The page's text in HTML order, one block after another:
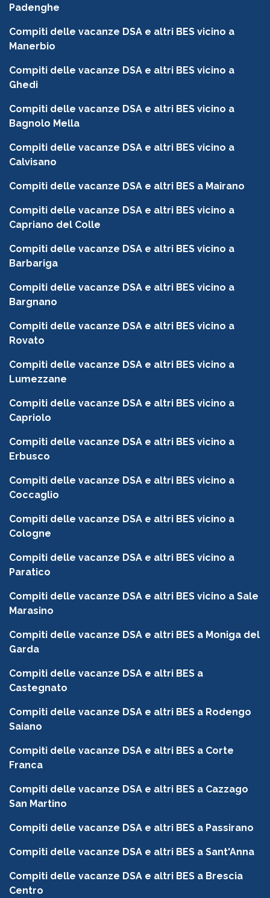
Padenghe
Compiti delle vacanze DSA e altri BES vicino a
Manerbio
Compiti delle vacanze DSA e altri BES vicino a
Ghedi
Compiti delle vacanze DSA e altri BES vicino a
Bagnolo Mella
Compiti delle vacanze DSA e altri BES vicino a
Calvisano
Compiti delle vacanze DSA e altri BES a Mairano
Compiti delle vacanze DSA e altri BES vicino a
Capriano del Colle
Compiti delle vacanze DSA e altri BES vicino a
Barbariga
Compiti delle vacanze DSA e altri BES vicino a
Bargnano
Compiti delle vacanze DSA e altri BES vicino a
Rovato
Compiti delle vacanze DSA e altri BES vicino a
Lumezzane
Compiti delle vacanze DSA e altri BES vicino a
Capriolo
Compiti delle vacanze DSA e altri BES vicino a
Erbusco
Compiti delle vacanze DSA e altri BES vicino a
Coccaglio
Compiti delle vacanze DSA e altri BES vicino a
Cologne
Compiti delle vacanze DSA e altri BES vicino a
Paratico
Compiti delle vacanze DSA e altri BES vicino a Sale
Marasino
Compiti delle vacanze DSA e altri BES a Moniga del
Garda
Compiti delle vacanze DSA e altri BES a
Castegnato
Compiti delle vacanze DSA e altri BES a Rodengo
Saiano
Compiti delle vacanze DSA e altri BES a Corte
Franca
Compiti delle vacanze DSA e altri BES a Cazzago
San Martino
Compiti delle vacanze DSA e altri BES a Passirano
Compiti delle vacanze DSA e altri BES a Sant'Anna
Compiti delle vacanze DSA e altri BES a Brescia
Centro